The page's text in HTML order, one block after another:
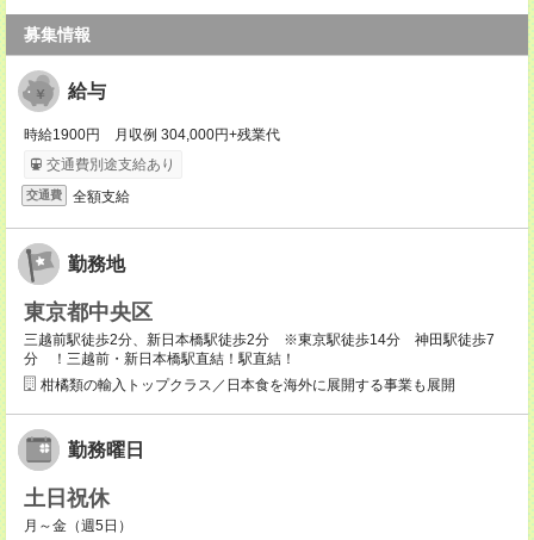
募集情報
給与
時給1900円 月収例 304,000円+残業代
交通費別途支給あり
交通費 全額支給
勤務地
東京都中央区
三越前駅徒歩2分、新日本橋駅徒歩2分 ※東京駅徒歩14分 神田駅徒歩7
分 ！三越前・新日本橋駅直結！駅直結！
柑橘類の輸入トップクラス／日本食を海外に展開する事業も展開
勤務曜日
土日祝休
月～金（週5日）